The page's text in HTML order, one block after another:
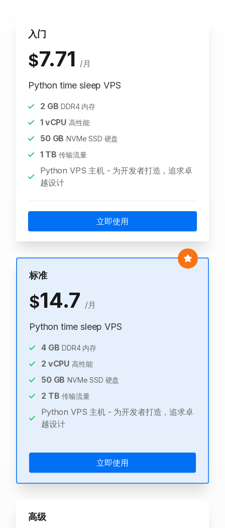
入门
$7.71 /月
Python time sleep VPS
2 GB DDR4 内存
1vCPU 高性能
50GB NVMe SSD 硬盘
1TB 传输流量
Python VPS 主机 - 为开发者打造，追求卓
越设计
立即使用
标准
$14.7 /月
Python time sleep VPS
4GB DDR4 内存
2 vCPU 高性能
50GB NVMe SSD 硬盘
2 TB 传输流量
Python VPS 主机 - 为开发者打造，追求卓
越设计
立即使用
高级